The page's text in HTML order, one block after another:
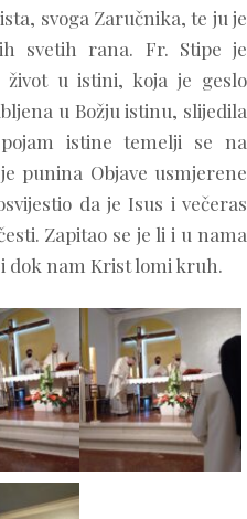
svoga Zaručnika, te ju je
svetih rana. Fr. Stipe je
život u istini, koja je geslo
u Božju istinu, slijedila
istine temelji se na
punina Objave usmjerene
da je Isus i večeras
Zapitao se je li i u nama
dok nam Krist lomi kruh.